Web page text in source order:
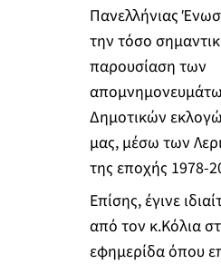
Πανελλήνιας
την τόσο
παρουσίαση των
Δημοτικών
μας, μέσω των
της εποχής 1978-
Επίσης, έγινε
από τον κ.Κόλια
εφημερίδα όπου